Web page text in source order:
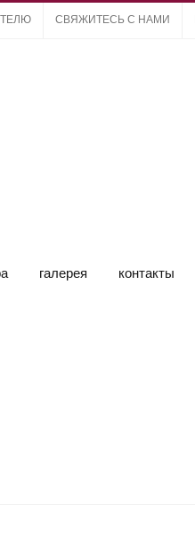
СВЯЖИТЕСЬ С НАМИ
галерея контакты